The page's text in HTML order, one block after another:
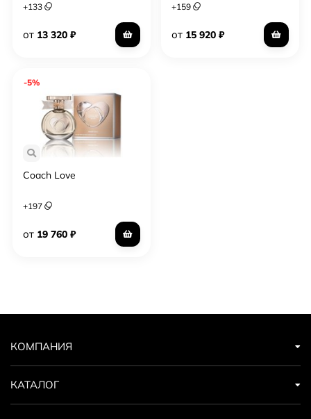
+133
от 13 320 ₽
+159
от 15 920 ₽
-5%
Coach Love
+197
от 19 760 ₽
КОМПАНИЯ
КАТАЛОГ